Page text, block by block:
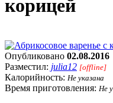
корицей
Опубликовано 02.08.2016
Разместил: julia12 [offline]
Калорийность: Не указана
Время приготовления: Не